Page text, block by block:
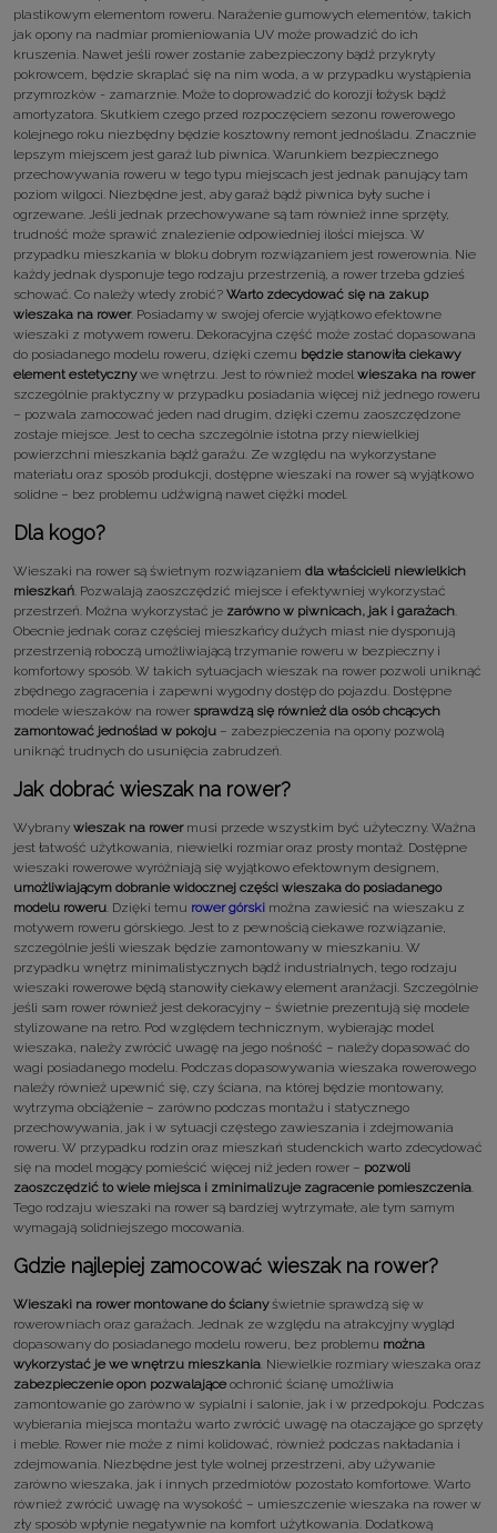
plastikowym elementom roweru. Narażenie gumowych elementów, takich
jak opony na nadmiar promieniowania UV może prowadzić do ich
kruszenia. Nawet jeśli rower zostanie zabezpieczony bądź przykryty
pokrowcem, będzie skraplać się na nim woda, a w przypadku wystąpienia
przymrozków - zamarznie. Może to doprowadzić do korozji łożysk bądź
amortyzatora. Skutkiem czego przed rozpoczęciem sezonu rowerowego
kolejnego roku niezbędny będzie kosztowny remont jednośladu. Znacznie
lepszym miejscem jest garaż lub piwnica. Warunkiem bezpiecznego
przechowywania roweru w tego typu miejscach jest jednak panujący tam
poziom wilgoci. Niezbędne jest, aby garaż bądź piwnica były suche i
ogrzewane. Jeśli jednak przechowywane są tam również inne sprzęty,
trudność może sprawić znalezienie odpowiedniej ilości miejsca. W
przypadku mieszkania w bloku dobrym rozwiązaniem jest rowerownia. Nie
każdy jednak dysponuje tego rodzaju przestrzenią, a rower trzeba gdzieś
schować. Co należy wtedy zrobić? Warto zdecydować się na zakup
wieszaka na rower. Posiadamy w swojej ofercie wyjątkowo efektowne
wieszaki z motywem roweru. Dekoracyjna część może zostać dopasowana
do posiadanego modelu roweru, dzięki czemu będzie stanowiła ciekawy
element estetycznywe wnętrzu. Jest to również model wieszaka na rower
szczególnie praktyczny w przypadku posiadania więcej niż jednego roweru
– pozwala zamocować jeden nad drugim, dzięki czemu zaoszczędzone
zostaje miejsce. Jest to cecha szczególnie istotna przy niewielkiej
powierzchni mieszkania bądź garażu. Ze względu na wykorzystane
materiału oraz sposób produkcji, dostępne wieszaki na rower są wyjątkowo
solidne – bez problemu udźwigną nawet ciężki model.
Dla kogo?
Wieszaki na rower są świetnym rozwiązaniem dla właścicieli niewielkich
mieszkań . Pozwalają zaoszczędzić miejsce i efektywniej wykorzystać
przestrzeń. Można wykorzystać je zarówno w piwnicach, jak i garażach
Obecnie jednak coraz częściej mieszkańcy dużych miast nie dysponują
przestrzenią roboczą umożliwiającą trzymanie roweru w bezpieczny i
komfortowy sposób. W takich sytuacjach wieszak na rower pozwoli uniknąć
zbędnego zagracenia i zapewni wygodny dostęp do pojazdu. Dostępne
modele wieszaków na rower sprawdzą się również dla osób chcących
zamontować jednoślad w pokoju – zabezpieczenia na opony pozwolą
uniknąć trudnych do usunięcia zabrudzeń.
Jak dobrać wieszak na rower?
Wybrany wieszak na rowermusi przede wszystkim być użyteczny. Ważna
jest łatwość użytkowania, niewielki rozmiar oraz prosty montaż. Dostępne
wieszaki rowerowe wyróżniają się wyjątkowo efektownym designem,
umożliwiającym dobranie widocznej części wieszaka do posiadanego
modelu roweru . Dzięki temu rower górski można zawiesić na wieszaku z
motywem roweru górskiego. Jest to z pewnością ciekawe rozwiązanie,
szczególnie jeśli wieszak będzie zamontowany w mieszkaniu. W
przypadku wnętrz minimalistycznych bądź industrialnych, tego rodzaju
wieszaki rowerowe będą stanowiły ciekawy element aranżacji. Szczególnie
jeśli sam rower również jest dekoracyjny – świetnie prezentują się modele
stylizowane na retro. Pod względem technicznym, wybierając model
wieszaka, należy zwrócić uwagę na jego nośność – należy dopasować do
wagi posiadanego modelu. Podczas dopasowywania wieszaka rowerowego
należy również upewnić się, czy ściana, na której będzie montowany,
wytrzyma obciążenie – zarówno podczas montażu i statycznego
przechowywania, jak i w sytuacji częstego zawieszania i zdejmowania
roweru. W przypadku rodzin oraz mieszkań studenckich warto zdecydować
się na model mogący pomieścić więcej niż jeden rower – pozwoli
zaoszczędzić to wiele miejsca i zminimalizuje zagracenie pomieszczenia
Tego rodzaju wieszaki na rower są bardziej wytrzymałe, ale tym samym
wymagają solidniejszego mocowania.
Gdzie najlepiej zamocować wieszak na rower?
Wieszaki na rower montowane do ścianyświetnie sprawdzą się w
rowerowniach oraz garażach. Jednak ze względu na atrakcyjny wygląd
dopasowany do posiadanego modelu roweru, bez problemu można
wykorzystać je we wnętrzu mieszkania . Niewielkie rozmiary wieszaka oraz
zabezpieczenie opon pozwalająceochronić ścianę umożliwia
zamontowanie go zarówno w sypialni i salonie, jak i w przedpokoju. Podczas
wybierania miejsca montażu warto zwrócić uwagę na otaczające go sprzęty
i meble. Rower nie może z nimi kolidować, również podczas nakładania i
zdejmowania. Niezbędne jest tyle wolnej przestrzeni, aby używanie
zarówno wieszaka, jak i innych przedmiotów pozostało komfortowe. Warto
również zwrócić uwagę na wysokość – umieszczenie wieszaka na rower w
zły sposób wpłynie negatywnie na komfort użytkowania. Dodatkową